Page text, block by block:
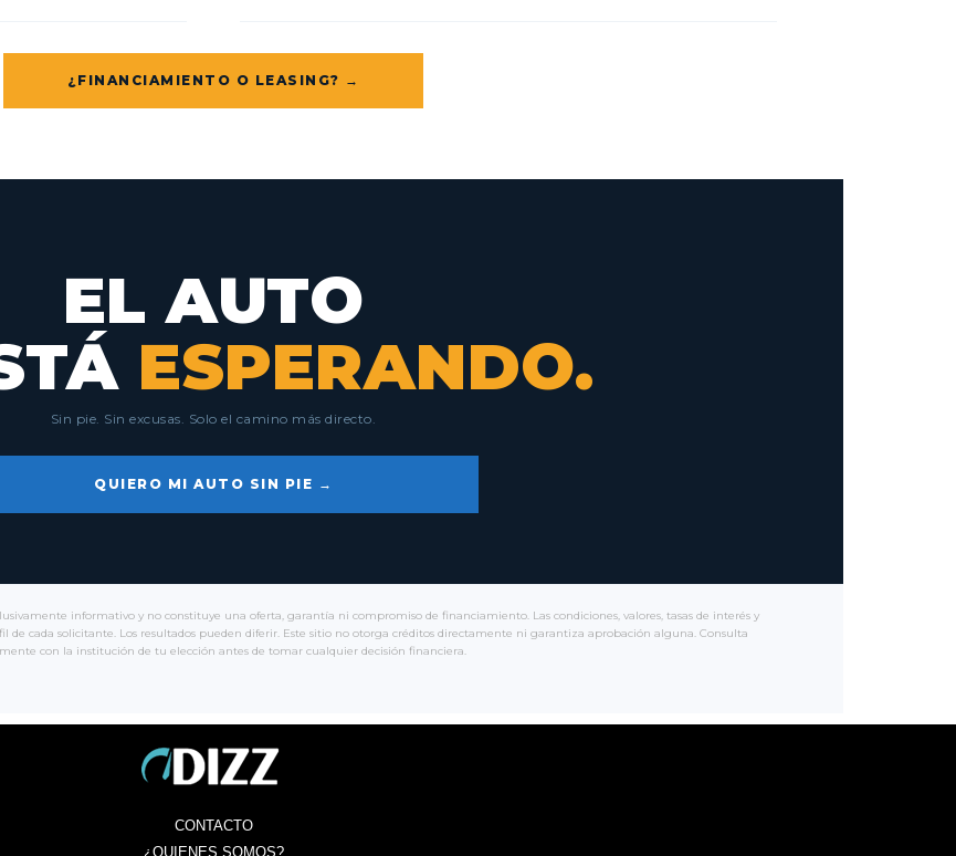
¿FINANCIAMIENTO O LEASING? →
EL AUTO
ESPERANDO.
Sin pie. Sin excusas. Solo el camino más directo.
QUIERO MI AUTO SIN PIE →
informativo y no constituye una oferta, garantía ni compromiso de financiamiento. Las condiciones, valores, tasas de interés y
de cada solicitante. Los resultados pueden diferir. Este sitio no otorga créditos directamente ni garantiza aprobación alguna. Consulta
con la institución de tu elección antes de tomar cualquier decisión financiera.
CONTACTO
¿QUIENES SOMOS?